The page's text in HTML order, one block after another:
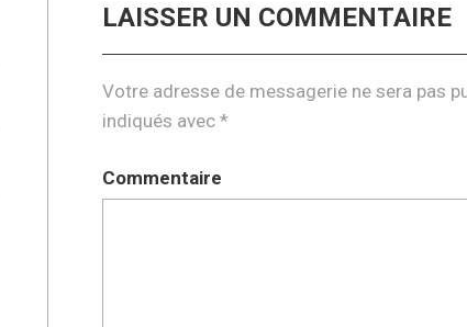
LAISSER UN COMMENTAIRE
Votre adresse de messagerie ne sera pas
indiqués avec *
Commentaire